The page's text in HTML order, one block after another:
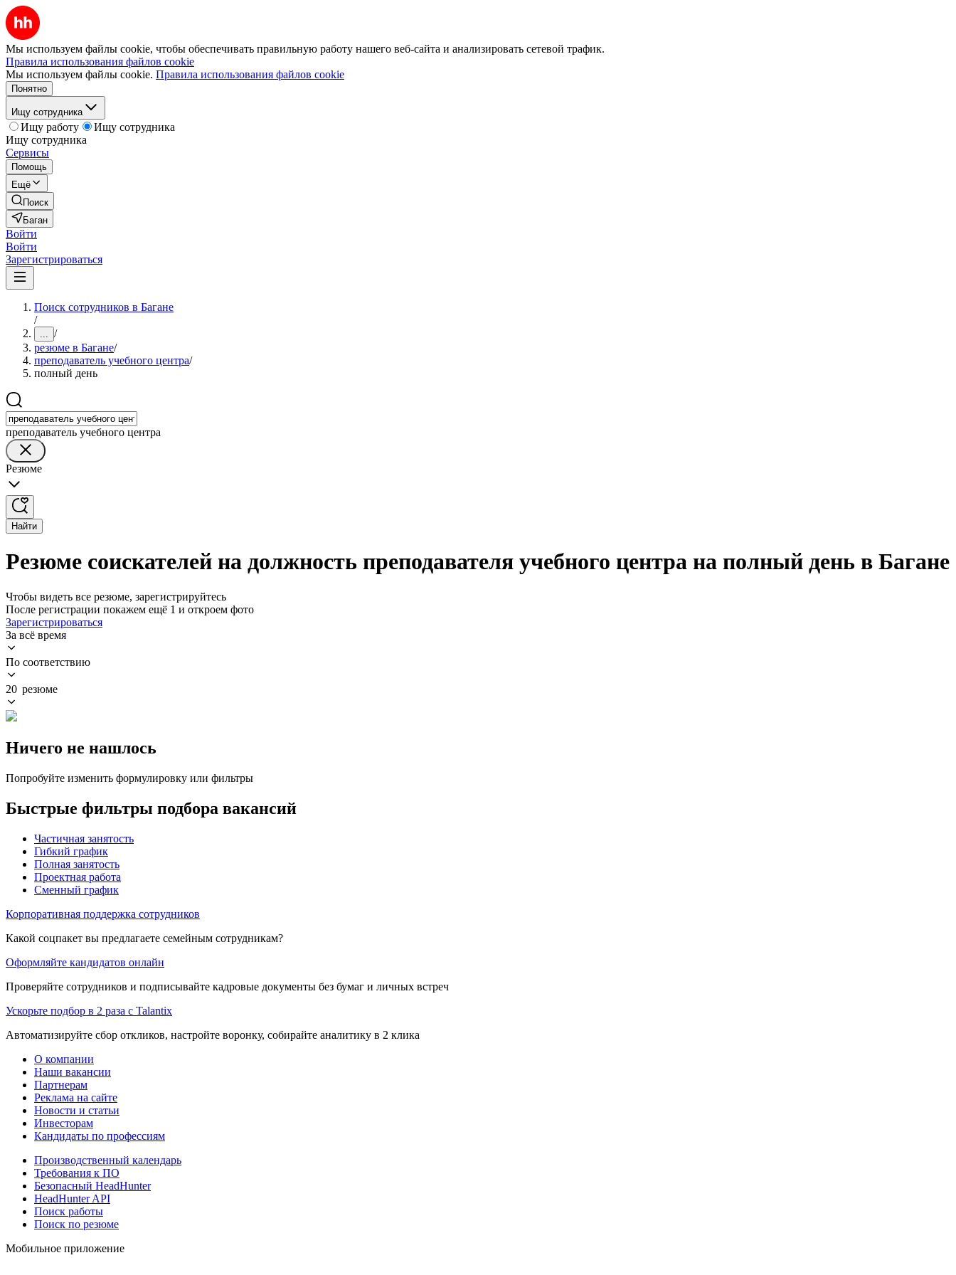
Мы используем файлы cookie, чтобы обеспечивать правильную работу нашего веб-сайта и анализировать сетевой трафик.
Правила использования файлов cookie
Мы используем файлы cookie. Правила использования файлов cookie
Понятно
Ищу сотрудника
Ищу работу
Ищу сотрудника
Ищу сотрудника
Сервисы
Помощь
Ещё
Поиск
Баган
Войти
Войти
Зарегистрироваться
Поиск сотрудников в Багане
/
... /
резюме в Багане/
преподаватель учебного центра/
полный день
преподаватель учебного центра
Резюме
Найти
Резюме соискателей на должность преподавателя учебного центра на полный день в Багане
Чтобы видеть все резюме, зарегистрируйтесь
После регистрации покажем ещё 1 и откроем фото
Зарегистрироваться
За всё время
По соответствию
20 резюме
Ничего не нашлось
Попробуйте изменить формулировку или фильтры
Быстрые фильтры подбора вакансий
Частичная занятость
Гибкий график
Полная занятость
Проектная работа
Сменный график
Корпоративная поддержка сотрудников
Какой соцпакет вы предлагаете семейным сотрудникам?
Оформляйте кандидатов онлайн
Проверяйте сотрудников и подписывайте кадровые документы без бумаг и личных встреч
Ускорьте подбор в 2 раза с Talantix
Автоматизируйте сбор откликов, настройте воронку, собирайте аналитику в 2 клика
О компании
Наши вакансии
Партнерам
Реклама на сайте
Новости и статьи
Инвесторам
Кандидаты по профессиям
Производственный календарь
Требования к ПО
Безопасный HeadHunter
HeadHunter API
Поиск работы
Поиск по резюме
Мобильное приложение